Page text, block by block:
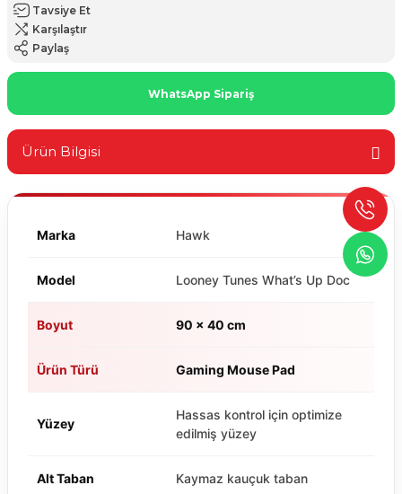
Tavsiye Et
Karşılaştır
Paylaş
WhatsApp Sipariş
Ürün Bilgisi
Marka Hawk
Model Looney Tunes What’s Up Doc
Boyut 90 x 40 cm
Ürün Türü Gaming Mouse Pad
Yüzey
Hassas kontrol için optimize
edilmiş yüzey
Alt Taban Kaymaz kauçuk taban